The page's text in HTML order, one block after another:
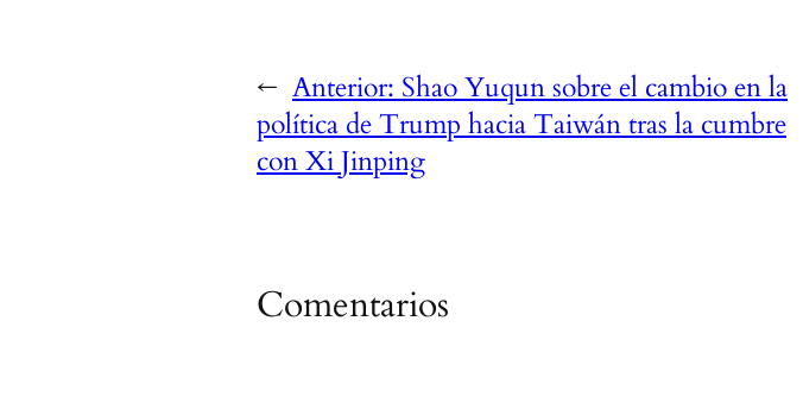
← Anterior: Shao Yuqun sobre el cambio en la
política de Trump hacia Taiwán tras la cumbre
con Xi Jinping
Comentarios